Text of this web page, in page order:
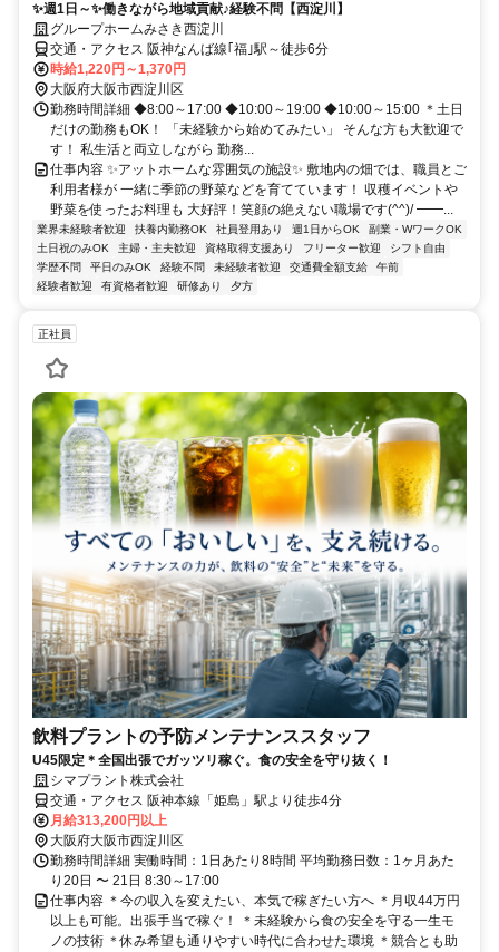
✨週1日～✨働きながら地域貢献♪経験不問【西淀川】
グループホームみさき西淀川
交通・アクセス 阪神なんば線｢福｣駅～徒歩6分
時給1,220円～1,370円
大阪府大阪市西淀川区
勤務時間詳細 ◆8:00～17:00 ◆10:00～19:00 ◆10:00～15:00 ＊土日
だけの勤務もOK！ 「未経験から始めてみたい」 そんな方も大歓迎で
す！ 私生活と両立しながら 勤務...
仕事内容 ✨アットホームな雰囲気の施設✨ 敷地内の畑では、職員とご
利用者様が 一緒に季節の野菜などを育てています！ 収穫イベントや
野菜を使ったお料理も 大好評！笑顔の絶えない職場です(^^)/ ━━...
業界未経験者歓迎 扶養内勤務OK 社員登用あり 週1日からOK
副業・WワークOK
土日祝のみOK
主婦・主夫歓迎 資格取得支援あり フリーター歓迎
シフト自由
学歴不問
平日のみOK 経験不問 未経験者歓迎 交通費全額支給
午前
経験者歓迎
有資格者歓迎 研修あり 夕方
正社員
飲料プラントの予防メンテナンススタッフ
U45限定＊全国出張でガッツリ稼ぐ。食の安全を守り抜く！
シマプラント株式会社
交通・アクセス 阪神本線「姫島」駅より徒歩4分
月給313,200円以上
大阪府大阪市西淀川区
勤務時間詳細 実働時間：1日あたり8時間 平均勤務日数：1ヶ月あた
り20日 〜 21日 8:30～17:00
仕事内容 ＊今の収入を変えたい、本気で稼ぎたい方へ ＊月収44万円
以上も可能。出張手当で稼ぐ！ ＊未経験から食の安全を守る一生モ
ノの技術 ＊休み希望も通りやすい時代に合わせた環境 ＊競合とも助